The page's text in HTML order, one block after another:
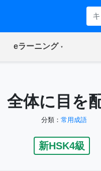
eラーニング(current)
全体に目を
分類： 常用成語
新HSK4級